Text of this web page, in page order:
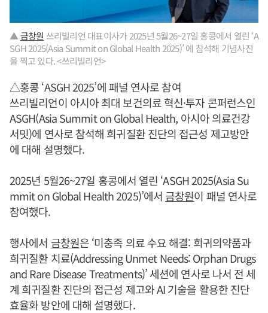
▲금창원 쓰리빌리언 대표이사가 2025년 5월26~27일 홍콩에서 열린 ‘A
SGH 2025(Asia Summit on Global Health 2025)’ 에 참석해 기념사진
을 찍고 있다. <쓰리빌리언>
△홍콩 ‘ASGH 2025’에 패널 연사로 참여
쓰리빌리언이 아시아 최대 보건의료 혁신·투자 콘퍼런스인
ASGH(Asia Summit on Global Health, 아시아 의료건강
서밋)에 연사로 참석해 희귀질환 진단의 접근성 제고방안
에 대해 설명했다.
2025년 5월26~27일 홍콩에서 열린 ‘ASGH 2025(Asia Su
mmit on Global Health 2025)’에서 금창원이 패널 연사로
참여했다.
행사에서 금창원은 ‘미충족 의료 수요 해결: 희귀의약품과
희귀질환 치료(Addressing Unmet Needs: Orphan Drugs
and Rare Disease Treatments)’ 세션에 연사로 나서 전 세
계 희귀질환 진단의 접근성 제고와 AI 기술을 활용한 진단
효율화 방안에 대해 설명했다.